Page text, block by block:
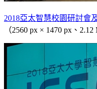
2018亞太智慧校園研討會
（2560 px × 1470 px、2.12